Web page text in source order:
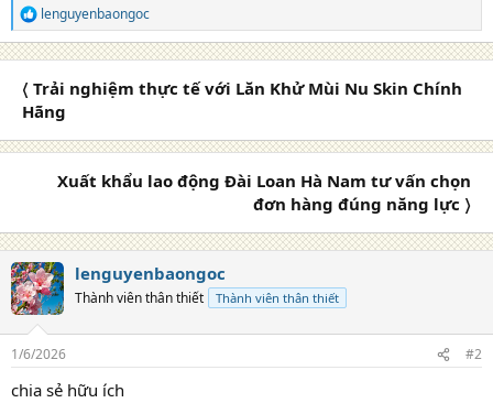
R
e
a
n
lenguyenbaongoc
〈 Trải nghiệm thực tế với Lăn Khử Mùi Nu Skin Chính
Hãng
Xuất khẩu lao động Đài Loan Hà Nam tư vấn chọn
đơn hàng đúng năng lực 〉
lenguyenbaongoc
Thành viên thân thiết Thành viên thân thiết
1/6/2026 #2
chia sẻ hữu ích